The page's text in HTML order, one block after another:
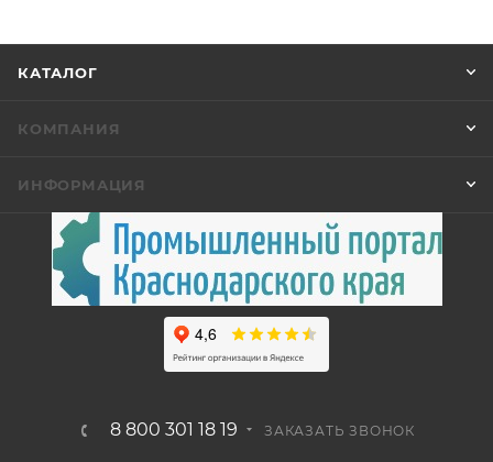
КАТАЛОГ
КОМПАНИЯ
ИНФОРМАЦИЯ
8 800 301 18 19 ЗАКАЗАТЬ ЗВОНОК